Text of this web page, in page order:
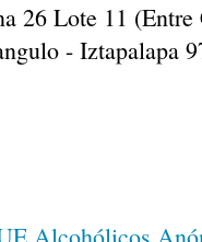
26 Lote 11
- Iztapalapa